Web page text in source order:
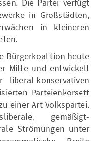
Die Partei verfügt
in Großstädten,
in kleineren
Bürgerkoalition heute
Mitte und entwickelt
konservativen
Parteienkorsett
einer Art Volkspartei.
gemäßigt-
Strömungen unter